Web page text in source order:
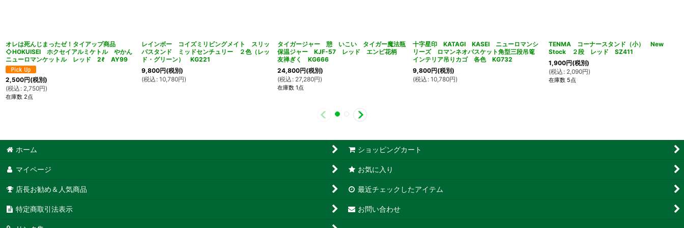
オレは死んじまったゼ！タイアップ商品
◇HOKUISEI ホクセイアルミケトル やかん
ニューロマンケットル レッド 2ℓ AY99
2,500円(税別)
(税込 : 2,750円)
在庫数 2点
レインボー コイズミリビングメイト スリッ
パスタンド ミッドセンチュリー ２色（レッ
ド・グリーン） KG221
9,800円(税別)
(税込 : 10,780円)
タイガージャー 憩 いこい タイガー魔法瓶
保温ジャー KJF-57 レッド エンビ花柄
友禅ぎく KG666
24,800円(税別)
(税込 : 27,280円)
在庫数 1点
十字星印 KATAGI KASEI ニューロマンシ
リーズ ロマンネオバスケット角型三段吊篭
インテリア吊りカゴ 各色 KG732
9,800円(税別)
(税込 : 10,780円)
TENMA コーナースタンド（小） New
Stock ２段 レッド SZ411
1,900円(税別)
(税込 : 2,090円)
在庫数 5点
ホーム ショッピングカート
マイページ お気に入り
店長お勧め＆人気商品 最近チェックしたアイテム
特定商取引法表示 お問い合わせ